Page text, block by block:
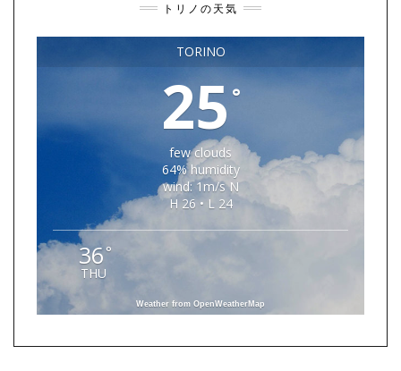
トリノの天気
TORINO
25 °
few clouds
64% humidity
wind: 1m/s N
H 26 • L 24
36 °
THU
Weather from OpenWeatherMap